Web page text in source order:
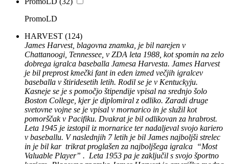
PromoLD
HARVEST (124)
James Harvest, blagovna znamka, je bil narejen v
Chattanoogi, Tennessee, v ZDA leta 1988, kot spomin na zelo
dobrega igralca baseballa Jamesa Harvesta. James Harvest
je bil preprost kmečki fant in eden izmed večjih igralcev
baseballa v štiridesetih letih. Rodil se je v Kentuckyju.
Kasneje se je s pomočjo štipendije vpisal na srednjo šolo
Boston College, kjer je diplomiral z odliko. Zaradi druge
svetovne vojne se je vpisal v mornarico in je služil kot
pomorščak v Pacifiku. Dvakrat je bil odlikovan za hrabrost.
Leta 1945 je izstopil iz mornarice ter nadaljeval svojo kariero
v baseballu. V naslednjih 7 letih je bil James najboljši strelec
in je bil kar trikrat proglašen za najboljšega igralca “Most
Valuable Player” . Leta 1953 pa je zaključil s svojo športno